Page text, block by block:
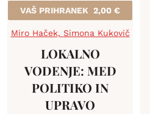
VAŠ PRIHRANEK 2,00 €
Miro Haček, Simona Kukovič
LOKALNO
VODENJE: MED
POLITIKO IN
UPRAVO